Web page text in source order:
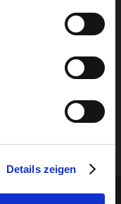
Details zeigen
7 Euro für Inhaber
12,50 Euro für
Karte,